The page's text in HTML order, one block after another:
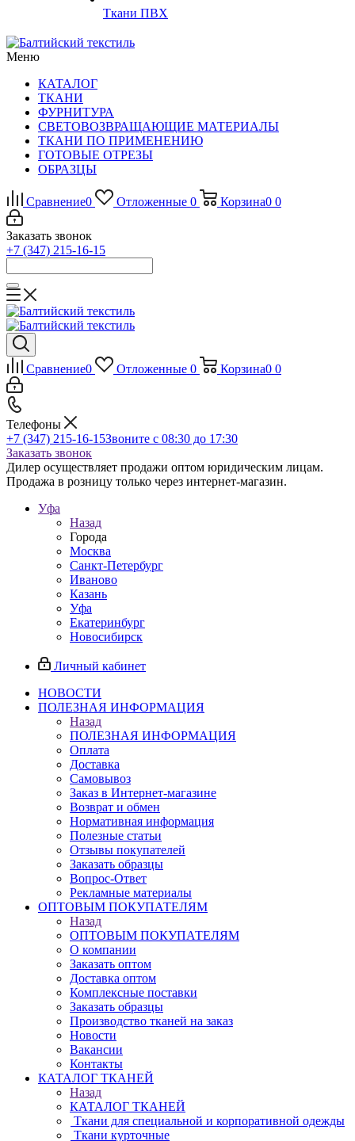
Ткани ПВХ
Меню
КАТАЛОГ
ТКАНИ
ФУРНИТУРА
СВЕТОВОЗВРАЩАЮЩИЕ МАТЕРИАЛЫ
ТКАНИ ПО ПРИМЕНЕНИЮ
ГОТОВЫЕ ОТРЕЗЫ
ОБРАЗЦЫ
Сравнение0 Отложенные 0 Корзина0 0
Заказать звонок
+7 (347) 215-16-15
Сравнение0 Отложенные 0 Корзина0 0
Телефоны
+7 (347) 215-16-15Звоните с 08:30 до 17:30
Заказать звонок
Дилер осуществляет продажи оптом юридическим лицам.
Продажа в розницу только через интернет-магазин.
Уфа
Назад
Города
Москва
Санкт-Петербург
Иваново
Казань
Уфа
Екатеринбург
Новосибирск
Личный кабинет
НОВОСТИ
ПОЛЕЗНАЯ ИНФОРМАЦИЯ
Назад
ПОЛЕЗНАЯ ИНФОРМАЦИЯ
Оплата
Доставка
Самовывоз
Заказ в Интернет-магазине
Возврат и обмен
Нормативная информация
Полезные статьи
Отзывы покупателей
Заказать образцы
Вопрос-Ответ
Рекламные материалы
ОПТОВЫМ ПОКУПАТЕЛЯМ
Назад
ОПТОВЫМ ПОКУПАТЕЛЯМ
О компании
Заказать оптом
Доставка оптом
Комплексные поставки
Заказать образцы
Производство тканей на заказ
Новости
Вакансии
Контакты
КАТАЛОГ ТКАНЕЙ
Назад
КАТАЛОГ ТКАНЕЙ
Ткани для специальной и корпоративной одежды
Ткани курточные